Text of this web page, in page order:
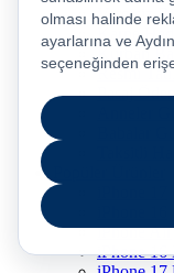
Vergisiz
Karne
Kurban
Resmi
Pasaj
Anneler
Taksitli
iPhone Air
iPhone 16